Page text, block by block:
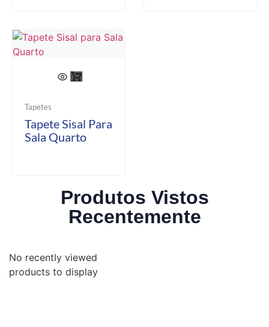
Tapetes
Tapete Sisal Para
Sala Quarto
Produtos Vistos
Recentemente
No recently viewed
products to display